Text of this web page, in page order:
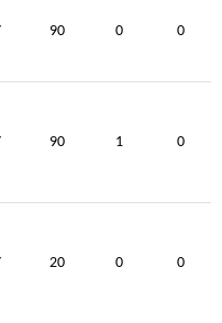
90 0 0
90 1 0
20 0 0